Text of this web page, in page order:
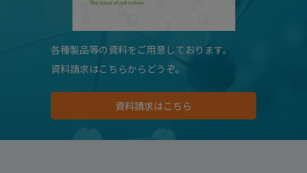
各種製品等の資料をご用意しております。
資料請求はこちらからどうぞ。
資料請求はこちら